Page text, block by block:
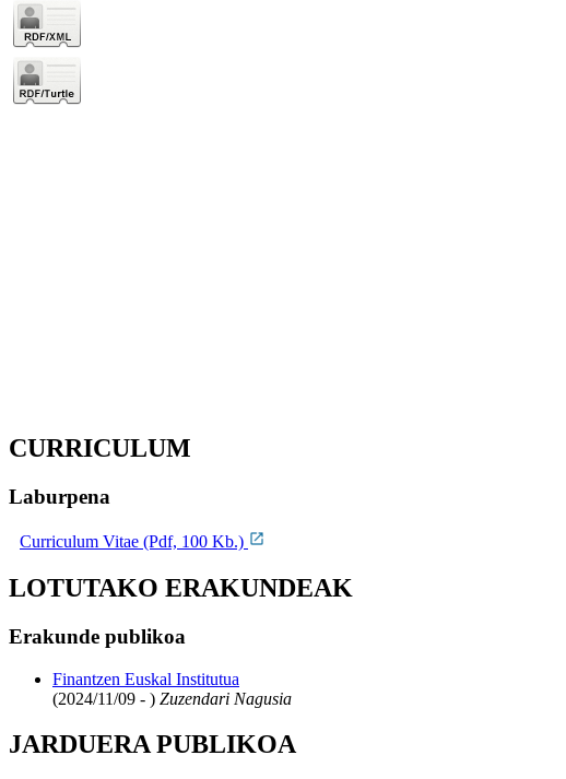
CURRICULUM
Laburpena
Curriculum Vitae (Pdf, 100 Kb.)
LOTUTAKO ERAKUNDEAK
Erakunde publikoa
Finantzen Euskal Institutua
(2024/11/09 - ) Zuzendari Nagusia
JARDUERA PUBLIKOA